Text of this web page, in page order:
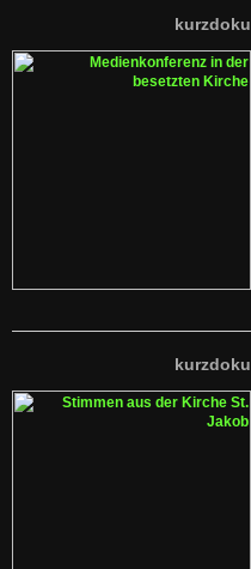
kurzdoku
kurzdoku